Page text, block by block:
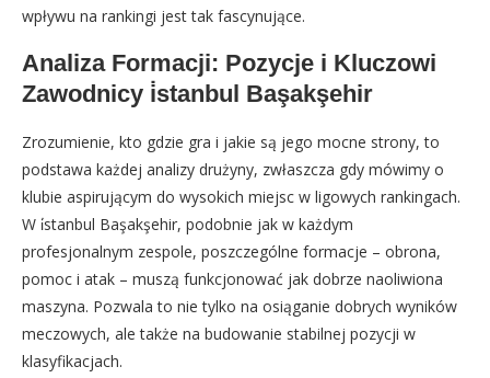
wpływu na rankingi jest tak fascynujące.
Analiza Formacji: Pozycje i Kluczowi
Zawodnicy i̇stanbul Başakşehir
Zrozumienie, kto gdzie gra i jakie są jego mocne strony, to
podstawa każdej analizy drużyny, zwłaszcza gdy mówimy o
klubie aspirującym do wysokich miejsc w ligowych rankingach.
W i̇stanbul Başakşehir, podobnie jak w każdym
profesjonalnym zespole, poszczególne formacje – obrona,
pomoc i atak – muszą funkcjonować jak dobrze naoliwiona
maszyna. Pozwala to nie tylko na osiąganie dobrych wyników
meczowych, ale także na budowanie stabilnej pozycji w
klasyfikacjach.